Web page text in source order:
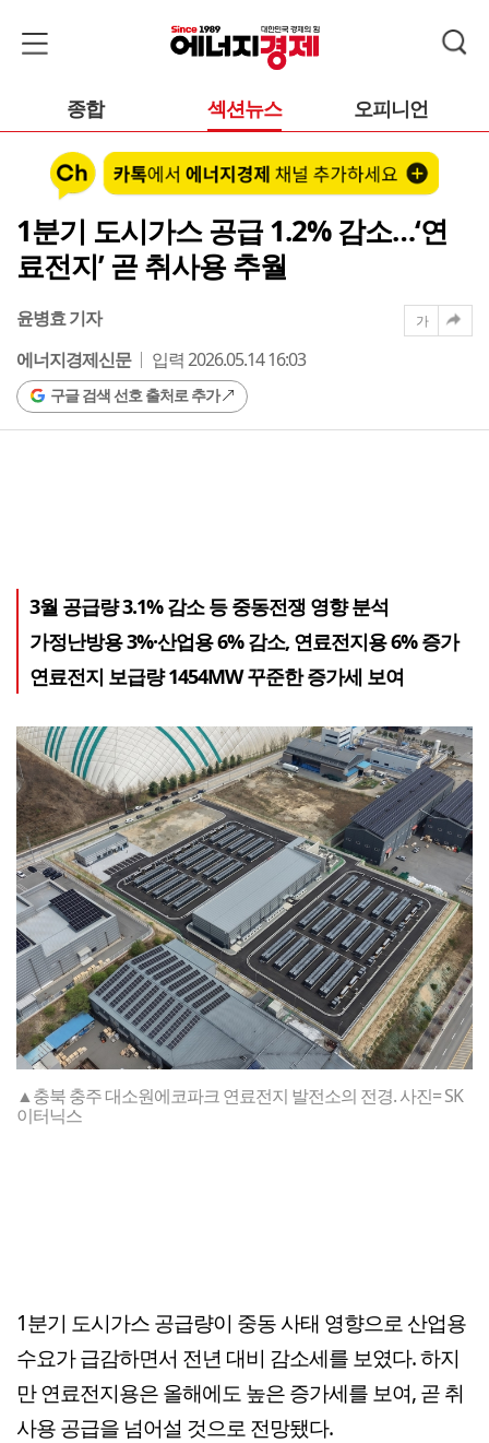
종합 섹션뉴스 오피니언
1분기 도시가스 공급 1.2% 감소…‘연
료전지’ 곧 취사용 추월
윤병효 기자
에너지경제신문
입력 2026.05.14 16:03
구글 검색 선호 출처로 추가
가
3월 공급량 3.1% 감소 등 중동전쟁 영향 분석
가정난방용 3%·산업용 6% 감소, 연료전지용 6% 증가
연료전지 보급량 1454MW 꾸준한 증가세 보여
▲충북 충주 대소원에코파크 연료전지 발전소의 전경. 사진= SK
이터닉스
1분기 도시가스 공급량이 중동 사태 영향으로 산업용
수요가 급감하면서 전년 대비 감소세를 보였다. 하지
만 연료전지용은 올해에도 높은 증가세를 보여, 곧 취
사용 공급을 넘어설 것으로 전망됐다.